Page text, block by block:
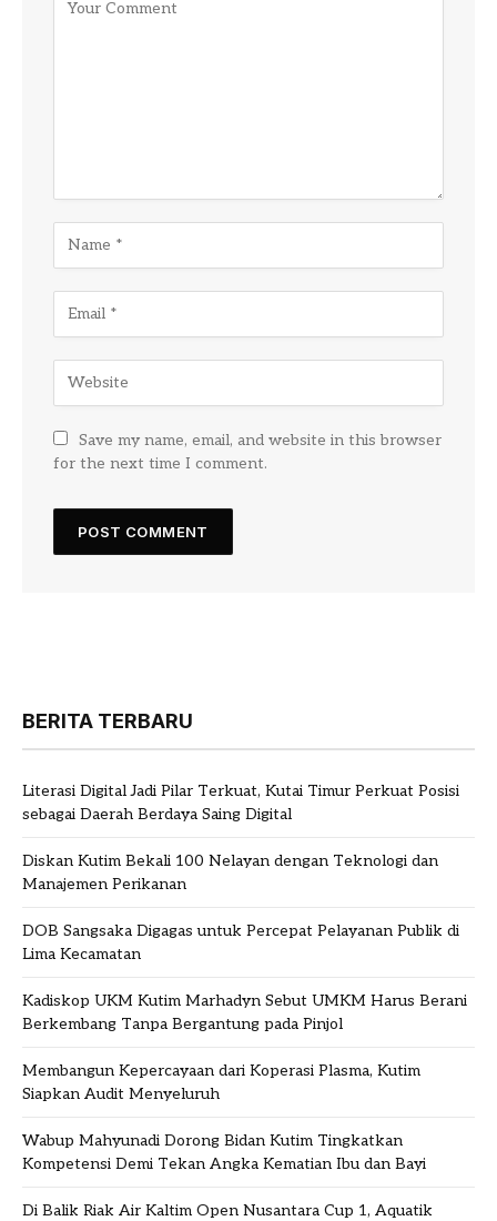
Save my name, email, and website in this browser
for the next time I comment.
BERITA TERBARU
Literasi Digital Jadi Pilar Terkuat, Kutai Timur Perkuat Posisi
sebagai Daerah Berdaya Saing Digital
Diskan Kutim Bekali 100 Nelayan dengan Teknologi dan
Manajemen Perikanan
DOB Sangsaka Digagas untuk Percepat Pelayanan Publik di
Lima Kecamatan
Kadiskop UKM Kutim Marhadyn Sebut UMKM Harus Berani
Berkembang Tanpa Bergantung pada Pinjol
Membangun Kepercayaan dari Koperasi Plasma, Kutim
Siapkan Audit Menyeluruh
Wabup Mahyunadi Dorong Bidan Kutim Tingkatkan
Kompetensi Demi Tekan Angka Kematian Ibu dan Bayi
Di Balik Riak Air Kaltim Open Nusantara Cup 1, Aquatik